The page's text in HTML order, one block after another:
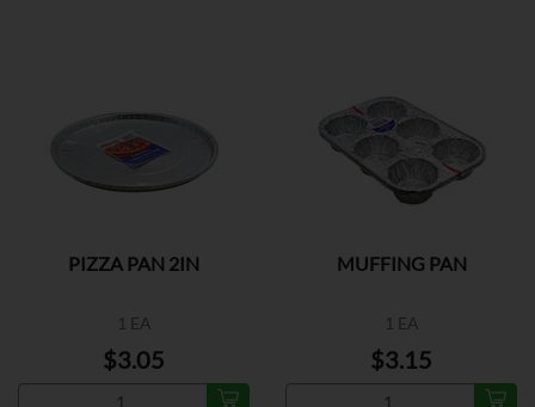
PIZZA PAN 2IN
1 EA
$3.05
MUFFING PAN
1 EA
$3.15